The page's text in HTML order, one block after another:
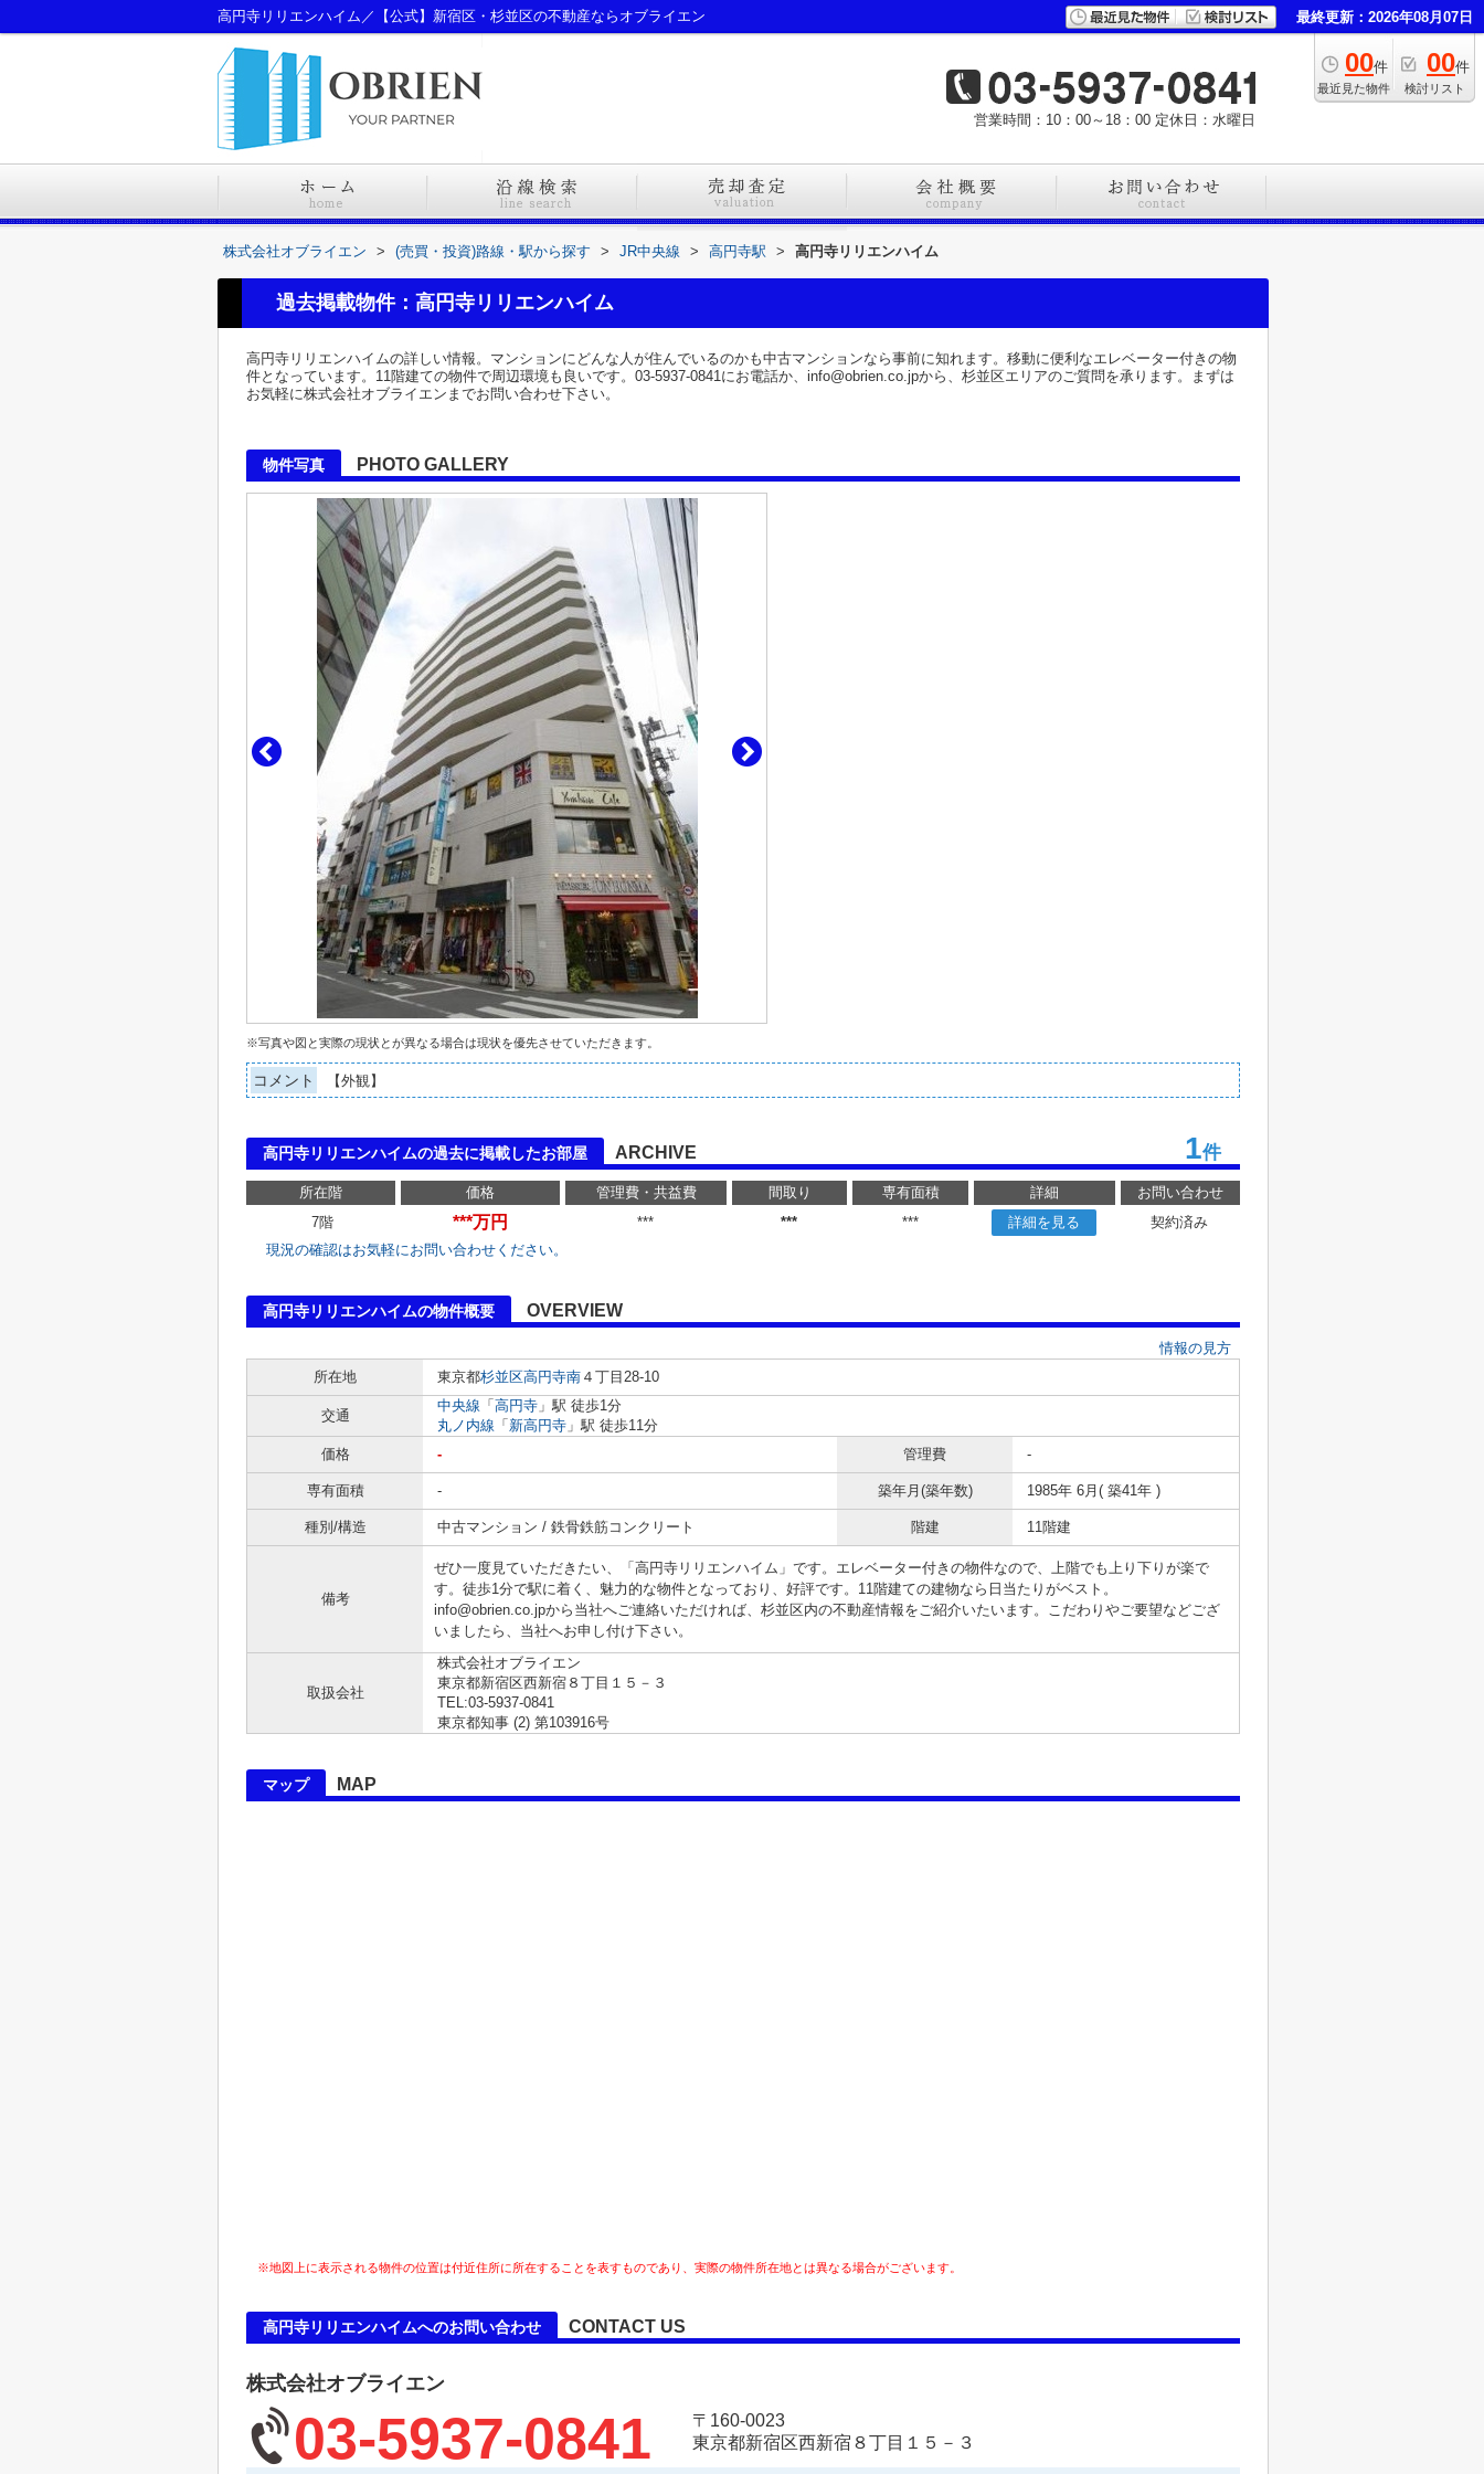
高円寺リリエンハイム／【公式】新宿区・杉並区の不動産ならオブライエン 最終更新：2026年08月07日
00件
最近見た物件
00件
検討リスト
営業時間：10：00～18：00 定休日：水曜日
株式会社オブライエン > (売買・投資)路線・駅から探す > JR中央線 > 高円寺駅 > 高円寺リリエンハイム
過去掲載物件：高円寺リリエンハイム
高円寺リリエンハイムの詳しい情報。マンションにどんな人が住んでいるのかも中古マンションなら事前に知れます。移動に便利なエレベーター付きの物
件となっています。11階建ての物件で周辺環境も良いです。03-5937-0841にお電話か、info@obrien.co.jpから、杉並区エリアのご質問を承ります。まずは
お気軽に株式会社オブライエンまでお問い合わせ下さい。
物件写真 PHOTO GALLERY
※写真や図と実際の現状とが異なる場合は現状を優先させていただきます。
コメント 【外観】
高円寺リリエンハイムの過去に掲載したお部屋 ARCHIVE 1件
所在階 価格 管理費・共益費 間取り 専有面積 詳細
お問い合わせ
7階
***万円 *** *** *** 詳細を見る
契約済み
現況の確認はお気軽にお問い合わせください。
高円寺リリエンハイムの物件概要 OVERVIEW
情報の見方
所在地
東京都杉並区高円寺南 ４丁目28-10
交通
中央線 「 高円寺 」駅 徒歩1分
丸ノ内線 「 新高円寺 」駅 徒歩11分
価格
- 管理費 -
専有面積 - 築年月(築年数) 1985年 6月( 築41年 )
種別/構造 中古マンション / 鉄骨鉄筋コンクリート 階建 11階建
備考
ぜひ一度見ていただきたい、「高円寺リリエンハイム」です。エレベーター付きの物件なので、上階でも上り下りが楽で
す。徒歩1分で駅に着く、魅力的な物件となっており、好評です。11階建ての建物なら日当たりがベスト。
info@obrien.co.jpから当社へご連絡いただければ、杉並区内の不動産情報をご紹介いたいます。こだわりやご要望などござ
いましたら、当社へお申し付け下さい。
取扱会社
株式会社オブライエン
東京都新宿区西新宿８丁目１５－３
TEL:03-5937-0841
東京都知事 (2) 第103916号
マップ MAP
※地図上に表示される物件の位置は付近住所に所在することを表すものであり、実際の物件所在地とは異なる場合がございます。
高円寺リリエンハイムへのお問い合わせ CONTACT US
株式会社オブライエン
03-5937-0841
〒160-0023
東京都新宿区西新宿８丁目１５－３